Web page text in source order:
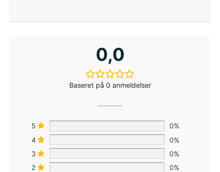
0,0
Baseret på 0 anmeldelser
5
0%
4
0%
3
0%
2
0%